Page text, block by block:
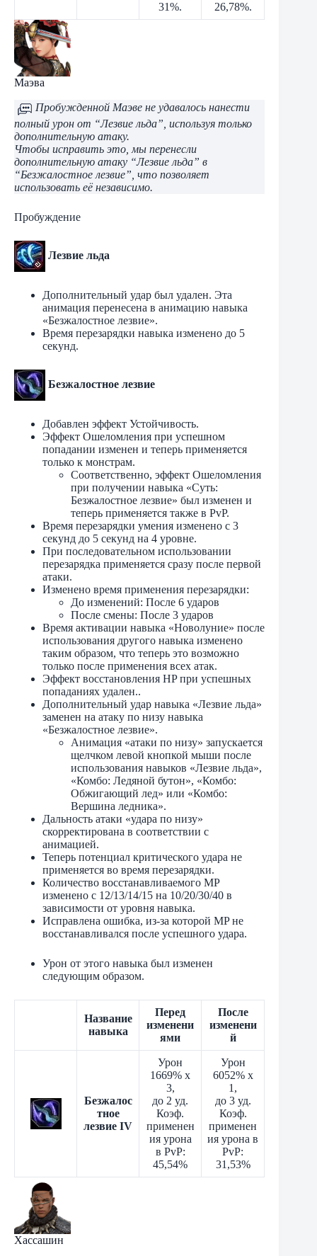
31%. 26,78%.
Маэва
Пробужденной Маэве не удавалось нанести
полный урон от “Лезвие льда”, используя только
дополнительную атаку.
Чтобы исправить это, мы перенесли
дополнительную атаку “Лезвие льда” в
“Безжалостное лезвие”, что позволяет
использовать её независимо.
Пробуждение
Лезвие льда
Дополнительный удар был удален. Эта
анимация перенесена в анимацию навыка
«Безжалостное лезвие».
Время перезарядки навыка изменено до 5
секунд.
Безжалостное лезвие
Добавлен эффект Устойчивость.
Эффект Ошеломления при успешном
попадании изменен и теперь применяется
только к монстрам.
Соответственно, эффект Ошеломления
при получении навыка «Суть:
Безжалостное лезвие» был изменен и
теперь применяется также в PvP.
Время перезарядки умения изменено с 3
секунд до 5 секунд на 4 уровне.
При последовательном использовании
перезарядка применяется сразу после первой
атаки.
Изменено время применения перезарядки:
До изменений: После 6 ударов
После смены: После 3 ударов
Время активации навыка «Новолуние» после
использования другого навыка изменено
таким образом, что теперь это возможно
только после применения всех атак.
Эффект восстановления HP при успешных
попаданиях удален..
Дополнительный удар навыка «Лезвие льда»
заменен на атаку по низу навыка
«Безжалостное лезвие».
Анимация «атаки по низу» запускается
щелчком левой кнопкой мыши после
использования навыков «Лезвие льда»,
«Комбо: Ледяной бутон», «Комбо:
Обжигающий лед» или «Комбо:
Вершина ледника».
Дальность атаки «удара по низу»
скорректирована в соответствии с
анимацией.
Теперь потенциал критического удара не
применяется во время перезарядки.
Количество восстанавливаемого MP
изменено с 12/13/14/15 на 10/20/30/40 в
зависимости от уровня навыка.
Исправлена ​​ошибка, из-за которой MP не
восстанавливался после успешного удара.
Урон от этого навыка был изменен
следующим образом.
Название
навыка
Перед
изменени
ями
После
изменени
й
Безжалос
тное
лезвие IV
Урон
1669% x
3,
до 2 уд.
Коэф.
применен
ия урона
в PvP:
45,54%
Урон
6052% x
1,
до 3 уд.
Коэф.
применен
ия урона в
PvP:
31,53%
Хассашин